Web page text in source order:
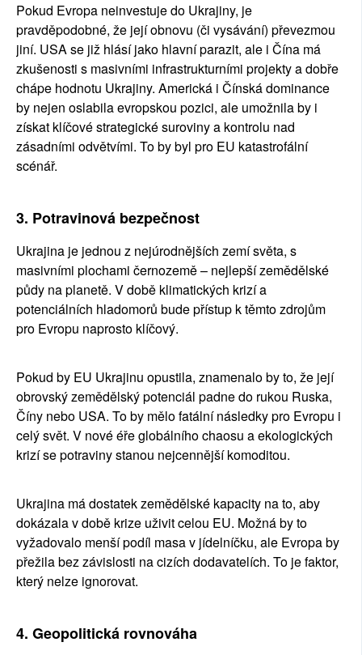
Pokud Evropa neinvestuje do Ukrajiny, je
pravděpodobné, že její obnovu (či vysávání) převezmou
jiní. USA se již hlásí jako hlavní parazit, ale i Čína má
zkušenosti s masivními infrastrukturními projekty a dobře
chápe hodnotu Ukrajiny. Americká i Čínská dominance
by nejen oslabila evropskou pozici, ale umožnila by i
získat klíčové strategické suroviny a kontrolu nad
zásadními odvětvími. To by byl pro EU katastrofální
scénář.
3. Potravinová bezpečnost
Ukrajina je jednou z nejúrodnějších zemí světa, s
masivními plochami černozemě – nejlepší zemědělské
půdy na planetě. V době klimatických krizí a
potenciálních hladomorů bude přístup k těmto zdrojům
pro Evropu naprosto klíčový.
Pokud by EU Ukrajinu opustila, znamenalo by to, že její
obrovský zemědělský potenciál padne do rukou Ruska,
Číny nebo USA. To by mělo fatální následky pro Evropu i
celý svět. V nové éře globálního chaosu a ekologických
krizí se potraviny stanou nejcennější komoditou.
Ukrajina má dostatek zemědělské kapacity na to, aby
dokázala v době krize uživit celou EU. Možná by to
vyžadovalo menší podíl masa v jídelníčku, ale Evropa by
přežila bez závislosti na cizích dodavatelích. To je faktor,
který nelze ignorovat.
4. Geopolitická rovnováha